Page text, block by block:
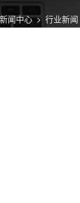
新闻中心> 行业新闻